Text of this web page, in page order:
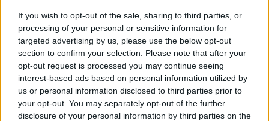
If you wish to opt-out of the sale, sharing to third parties, or
processing of your personal or sensitive information for
targeted advertising by us, please use the below opt-out
section to confirm your selection. Please note that after your
opt-out request is processed you may continue seeing
interest-based ads based on personal information utilized by
us or personal information disclosed to third parties prior to
your opt-out. You may separately opt-out of the further
disclosure of your personal information by third parties on the
legérdekesebb. A tisztesség illúziója arról a világról
szól, ahol már…
Nem vágja a Totoka: Kereskedő